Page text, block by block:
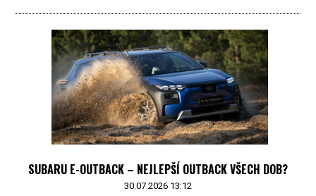
SUBARU E-OUTBACK – NEJLEPŠÍ OUTBACK VŠECH DOB?
30.07.2026 13:12